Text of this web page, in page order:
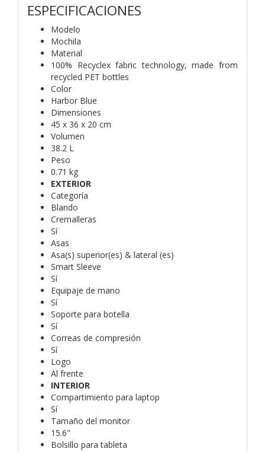
ESPECIFICACIONES
Modelo
Mochila
Material
100% Recyclex fabric technology, made from
recycled PET bottles
Color
Harbor Blue
Dimensiones
45 x 36 x 20 cm
Volumen
38.2 L
Peso
0.71 kg
EXTERIOR
Categoría
Blando
Cremalleras
Sí
Asas
Asa(s) superior(es) & lateral (es)
Smart Sleeve
Sí
Equipaje de mano
Sí
Soporte para botella
Sí
Correas de compresión
Sí
Logo
Al frente
INTERIOR
Compartimiento para laptop
Sí
Tamaño del monitor
15.6"
Bolsillo para tableta